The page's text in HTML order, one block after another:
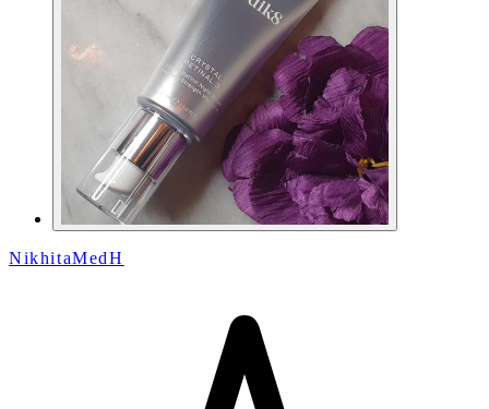
NikhitaMedH